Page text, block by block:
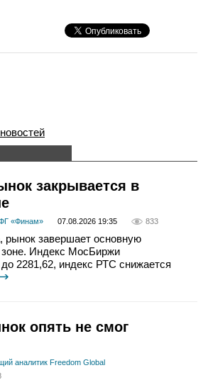
закрывается в
«Финам» 07.08.2026 19:35 833
рынок завершает основную
зоне. Индекс МосБиржи
2281,62, индекс РТС снижается
опять не смог
аналитик Freedom Global